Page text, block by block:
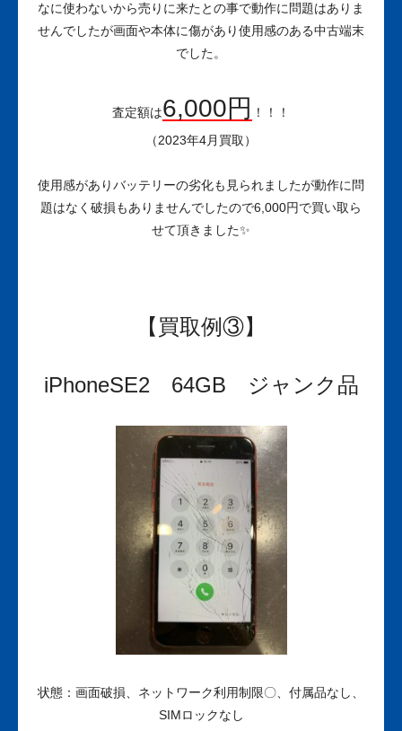
なに使わないから売りに来たとの事で動作に問題はありま
せんでしたが画面や本体に傷があり使用感のある中古端末
でした。
査定額は6,000円
！！！
（2023年4月買取）
使用感がありバッテリーの劣化も見られましたが動作に問
題はなく破損もありませんでしたので6,000円で買い取ら
せて頂きました✨
【買取例③】
iPhoneSE2 64GB ジャンク品
状態：画面破損、ネットワーク利用制限〇、付属品なし、
SIMロックなし